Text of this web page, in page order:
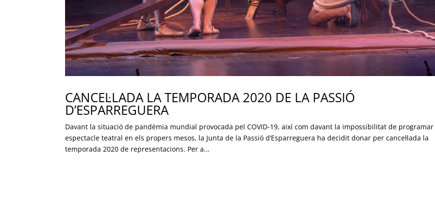
CANCEL·LADA LA TEMPORADA 2020 DE LA PASSIÓ
D’ESPARREGUERA
Davant la situació de pandèmia mundial provocada pel COVID-19, així com davant la impossibilitat de
espectacle teatral en els propers mesos, la Junta de la Passió d’Esparreguera ha decidit donar per cancel·lada la
temporada 2020 de representacions. Per a...